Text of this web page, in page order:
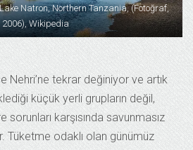
Natron, Northern Tanzania, (Fotoğraf,
2006), Wikipedia
Nehri’ne tekrar değiniyor ve artık
küçük yerli grupların değil,
sorunları karşısında savunmasız
Tüketme odaklı olan günümüz